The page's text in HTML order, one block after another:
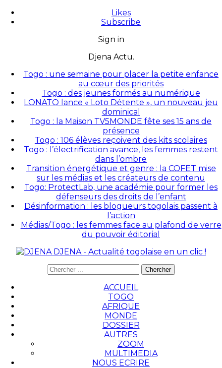
Likes
Subscribe
Sign in
Djena Actu.
Togo : une semaine pour placer la petite enfance
au cœur des priorités
Togo : des jeunes formés au numérique
LONATO lance « Loto Détente », un nouveau jeu
dominical
Togo : la Maison TV5MONDE fête ses 15 ans de
présence
Togo : 106 élèves reçoivent des kits scolaires
Togo : l’électrification avance, les femmes restent
dans l’ombre
Transition énergétique et genre : la COFET mise
sur les médias et les créateurs de contenu
Togo: ProtectLab, une académie pour former les
défenseurs des droits de l’enfant
Désinformation : les blogueurs togolais passent à
l’action
Médias/Togo : les femmes face au plafond de verre
du pouvoir éditorial
DJENA - Actualité togolaise en un clic !
ACCUEIL
TOGO
AFRIQUE
MONDE
DOSSIER
AUTRES
ZOOM
MULTIMEDIA
NOUS ECRIRE